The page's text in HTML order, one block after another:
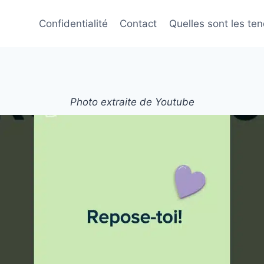
Confidentialité Contact Quelles sont les
Photo extraite de Youtube